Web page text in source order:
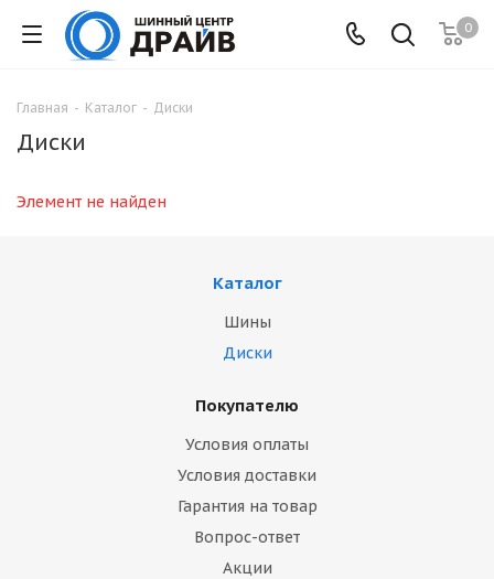
0
Главная - Каталог - Диски
Диски
Элемент не найден
Каталог
Шины
Диски
Покупателю
Условия оплаты
Условия доставки
Гарантия на товар
Вопрос-ответ
Акции